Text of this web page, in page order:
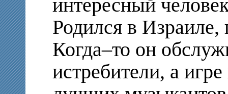
интересный
Родился в
Когда–то он
истребители, а